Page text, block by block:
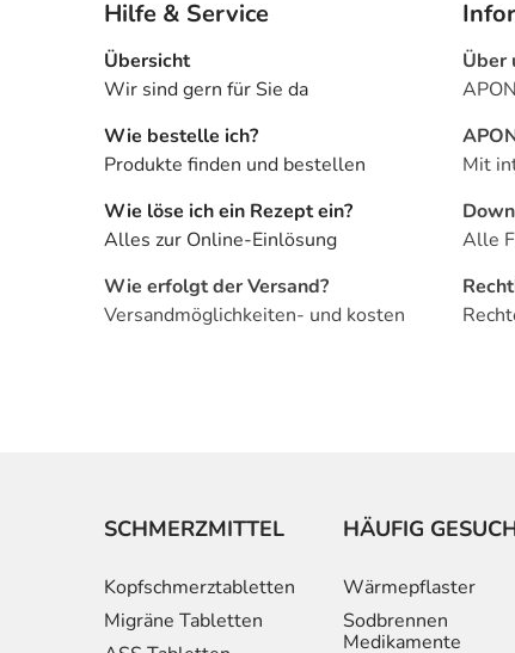
Hilfe & Service
Übersicht
Wir sind gern für Sie da
Wie bestelle ich?
Produkte finden und bestellen
Wie löse ich ein Rezept ein?
Alles zur Online-Einlösung
Wie erfolgt der Versand?
Versandmöglichkeiten- und kosten
Über
Mit
Alle
SCHMERZMITTEL
Kopfschmerztabletten
Migräne Tabletten
HÄUFIG
Wärmepflaster
Sodbrennen
Medikamente